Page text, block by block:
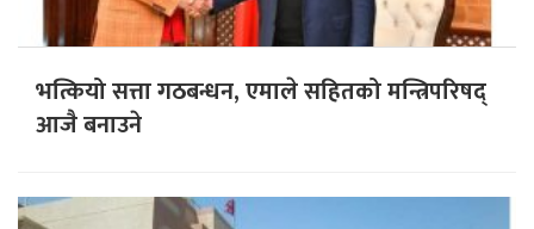
भत्कियो सत्ता गठबन्धन, एमाले सहितको मन्त्रिपरिषद्
आजै बनाउने